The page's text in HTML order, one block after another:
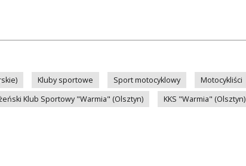
Kluby sportowe Sport motocyklowy
Motocykliści
Klub Sportowy "Warmia" (Olsztyn)
KKS "Warmia" (Olsztyn)